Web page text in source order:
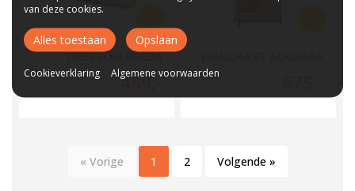
DRESSOIR BREDA
459,-
« Vorige 1 2 Volgende »
van deze cookies.
Alles toestaan Opslaan
Cookieverklaring Algemene voorwaarden